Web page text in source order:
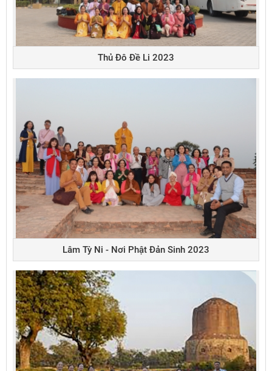
Thủ Đô Đề Li 2023
Lâm Tỳ Ni - Nơi Phật Đản Sinh 2023